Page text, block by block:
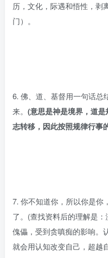
历，文化，际遇和悟性，剥
门）。
6. 佛、道、基督用一句话总
来。 (意思是神是境界，道
志转移，因此按照规律行事
7. 你不知道你，所以你是你
了。(查找资料后的理解是
傀儡，受到贪嗔痴的影响。
就会用认知改变自己，超越